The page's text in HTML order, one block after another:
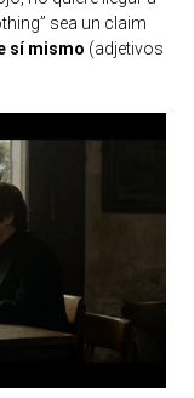
sea un claim
sí mismo (adjetivos